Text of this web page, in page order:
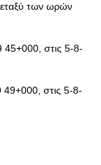
των ωρών
45+000, στις 5-8-
49+000, στις 5-8-